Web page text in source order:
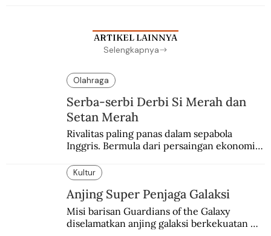
ARTIKEL LAINNYA
Selengkapnya
Olahraga
Serba-serbi Derbi Si Merah dan
Setan Merah
Rivalitas paling panas dalam sepabola
Inggris. Bermula dari persaingan ekonomi
Kultur
Anjing Super Penjaga Galaksi
Misi barisan Guardians of the Galaxy
diselamatkan anjing galaksi berkekuatan